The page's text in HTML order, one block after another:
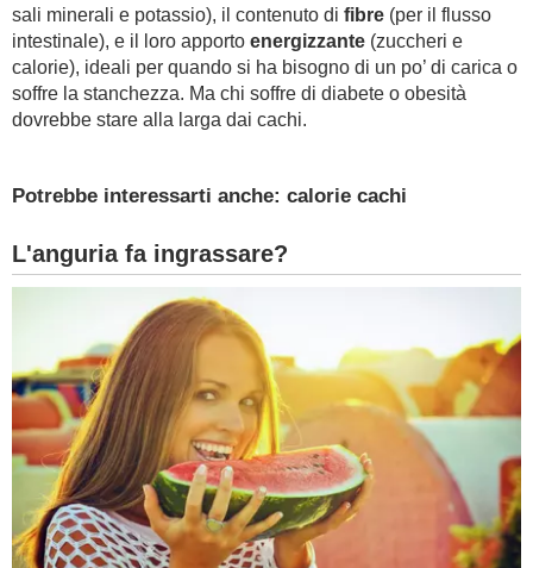
sali minerali e potassio), il contenuto di fibre (per il flusso
intestinale), e il loro apporto energizzante (zuccheri e
calorie), ideali per quando si ha bisogno di un po’ di carica o
soffre la stanchezza. Ma chi soffre di diabete o obesità
dovrebbe stare alla larga dai cachi.
Potrebbe interessarti anche: calorie cachi
L'anguria fa ingrassare?